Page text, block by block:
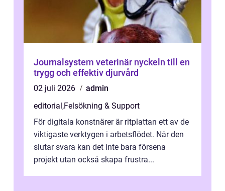
Journalsystem veterinär nyckeln till en
trygg och effektiv djurvård
02 juli 2026
admin
editorial,Felsökning & Support
För digitala konstnärer är ritplattan ett av de
viktigaste verktygen i arbetsflödet. När den
slutar svara kan det inte bara försena
projekt utan också skapa frustra...